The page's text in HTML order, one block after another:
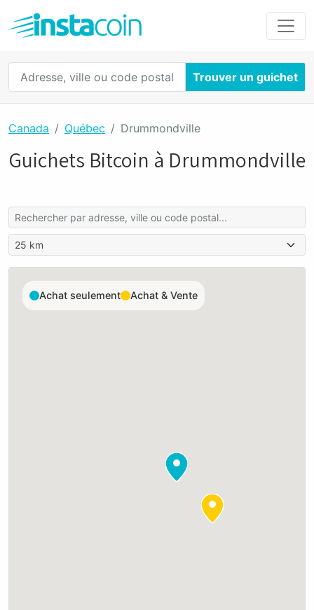
Trouver un guichet
Canada Québec Drummondville
Guichets Bitcoin à Drummondville
Achat seulement Achat & Vente